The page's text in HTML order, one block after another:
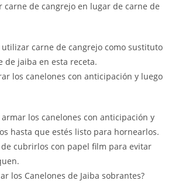
carne de cangrejo en lugar de carne de
utilizar carne de cangrejo como sustituto
de jaiba en esta receta.
los canelones con anticipación y luego
armar los canelones con anticipación y
hasta que estés listo para hornearlos.
cubrirlos con papel film para evitar
los Canelones de Jaiba sobrantes?